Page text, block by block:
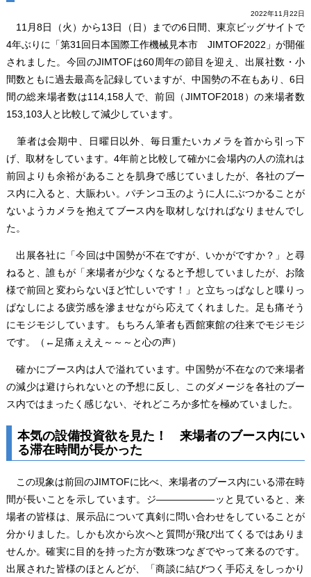
2022年11月22日
11月8日（火）から13日（日）までの6日間、東京ビッグサイトで
4年ぶりに「第31回日本国際工作機械見本市 JIMTOF2022」が開催
されました。今回のJIMTOFは60周年の節目を迎え、出展社数・小
間数ともに過去最高を記録していますが、中国勢の不在もあり、6日
間の総来場者数は114,158人で、前回（JIMTOF2018）の来場者数
153,103人と比較して減少しています。
筆者は会期中、日曜日以外、毎日重たいカメラを首から引っ下
げ、取材をしています。4年前と比較して確かに会場内の人の流れは
前回よりも余裕があることを肌身で感じていましたが、各社のブー
ス内に入ると、大賑わい。パチンコ玉のように人にぶつかることが
ないようカメラを抱えてブース内を取材しなければなりませんでし
た。
出展各社に「今回は中国勢が不在ですが、いかがですか？」と尋
ねると、誰もが「来場者が少なくなると予想していましたが、お陰
様で前回と変わらないほど忙しいです！」と立ちっぱなしと喋りっ
ぱなしによる疲労感を滲ませながら応えてくれました。足も痛そう
にモジモジしています。もちろん筆者も西館東館の往来でモジモジ
です。（←足痛ぇええ～～～と心の声）
確かにブース内は人で溢れています。中国勢が不在なので来場者
の減少は避けられないとの予想に反し、このダメージを各社のブー
ス内ではまったく感じない、それどころか多忙を極めていました。
本気の設備投資欲を見た！ 来場者のブース内にい
る滞在時間が長かった
この現象は前回のJIMTOFに比べ、来場者のブース内にいる滞在時
間が長いことを示しています。ジ――――――ッと見ていると、来
場者の皆様は、展示品について真剣に問い合わせをしていることが
分かりました。しかも次から次へと質問が飛び出てくるではありま
せんか。確実に目的を持った方が数珠つなぎでやって来るのです。
出展された皆様のほとんどが、「商談に結びつく手応えをしっかり